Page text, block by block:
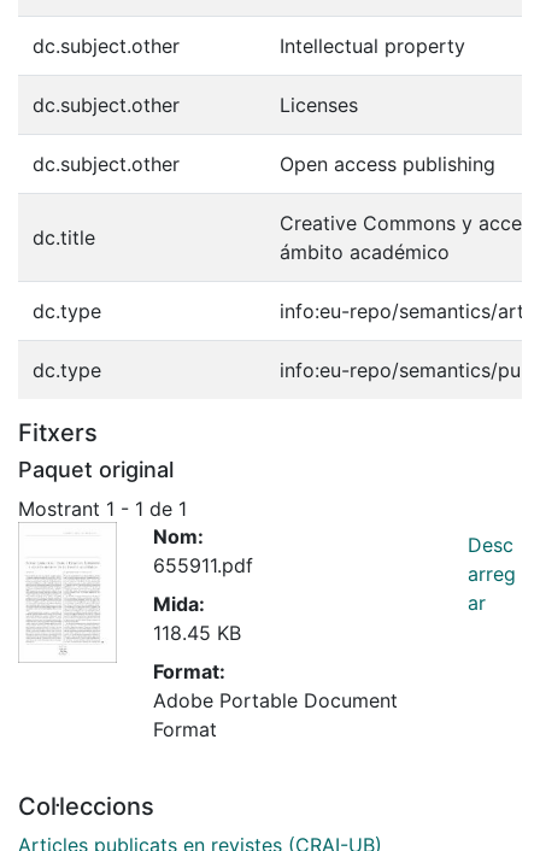
dc.subject.other Intellectual property
dc.subject.other Licenses
dc.subject.other Open access publishing
dc.title
Creative Commons y
ámbito académico
dc.type info:eu-repo/semantics/
dc.type info:eu-repo/semantics/
Fitxers
Paquet original
Mostrant 1 - 1 de 1
Nom:
655911.pdf
Mida:
118.45 KB
Format:
Adobe Portable Document
Format
Desc
arreg
ar
Col·leccions
Articles publicats en revistes (CRAI-UB)